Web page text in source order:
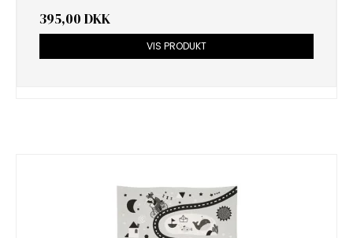
395,00 DKK
VIS PRODUKT